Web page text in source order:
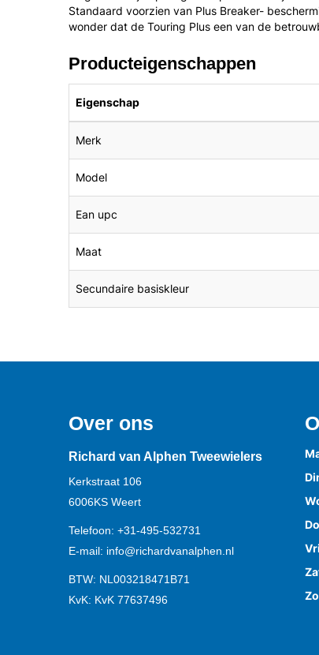
Standaard voorzien van Plus Breaker-
wonder dat de Touring Plus een van de
Producteigenschappen
Eigenschap
Merk
Model
Ean upc
Maat
Secundaire basiskleur
Over ons
Richard van Alphen Tweewielers
Kerkstraat 106
6006KS Weert
Telefoon: +31-495-532731
E-mail: info@richardvanalphen.nl
BTW: NL003218471B71
KvK: KvK 77637496